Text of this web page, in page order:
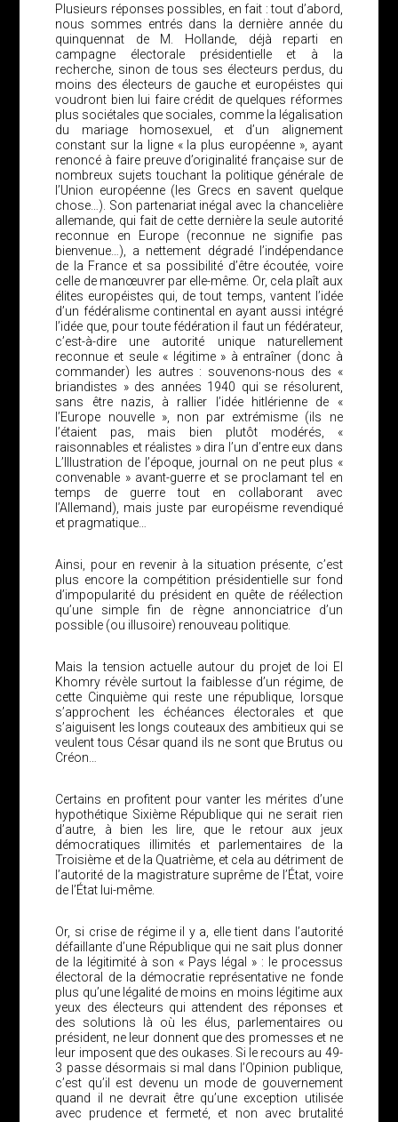
Plusieurs réponses possibles, en fait : tout d’abord,
nous sommes entrés dans la dernière année du
quinquennat de M. Hollande, déjà reparti en
campagne électorale présidentielle et à la
recherche, sinon de tous ses électeurs perdus, du
moins des électeurs de gauche et européistes qui
voudront bien lui faire crédit de quelques réformes
plus sociétales que sociales, comme la légalisation
du mariage homosexuel, et d’un alignement
constant sur la ligne « la plus européenne », ayant
renoncé à faire preuve d’originalité française sur de
nombreux sujets touchant la politique générale de
l’Union européenne (les Grecs en savent quelque
chose…). Son partenariat inégal avec la chancelière
allemande, qui fait de cette dernière la seule autorité
reconnue en Europe (reconnue ne signifie pas
bienvenue…), a nettement dégradé l’indépendance
de la France et sa possibilité d’être écoutée, voire
celle de manœuvrer par elle-même. Or, cela plaît aux
élites européistes qui, de tout temps, vantent l’idée
d’un fédéralisme continental en ayant aussi intégré
l’idée que, pour toute fédération il faut un fédérateur,
c’est-à-dire une autorité unique naturellement
reconnue et seule « légitime » à entraîner (donc à
commander) les autres : souvenons-nous des «
briandistes » des années 1940 qui se résolurent,
sans être nazis, à rallier l’idée hitlérienne de «
l’Europe nouvelle », non par extrémisme (ils ne
l’étaient pas, mais bien plutôt modérés, «
raisonnables et réalistes » dira l’un d’entre eux dans
L’Illustration de l’époque, journal on ne peut plus «
convenable » avant-guerre et se proclamant tel en
temps de guerre tout en collaborant avec
l’Allemand), mais juste par européisme revendiqué
et pragmatique…
Ainsi, pour en revenir à la situation présente, c’est
plus encore la compétition présidentielle sur fond
d’impopularité du président en quête de réélection
qu’une simple fin de règne annonciatrice d’un
possible (ou illusoire) renouveau politique.
Mais la tension actuelle autour du projet de loi El
Khomry révèle surtout la faiblesse d’un régime, de
cette Cinquième qui reste une république, lorsque
s’approchent les échéances électorales et que
s’aiguisent les longs couteaux des ambitieux qui se
veulent tous César quand ils ne sont que Brutus ou
Créon…
Certains en profitent pour vanter les mérites d’une
hypothétique Sixième République qui ne serait rien
d’autre, à bien les lire, que le retour aux jeux
démocratiques illimités et parlementaires de la
Troisième et de la Quatrième, et cela au détriment de
l’autorité de la magistrature suprême de l’État, voire
de l’État lui-même.
Or, si crise de régime il y a, elle tient dans l’autorité
défaillante d’une République qui ne sait plus donner
de la légitimité à son « Pays légal » : le processus
électoral de la démocratie représentative ne fonde
plus qu’une légalité de moins en moins légitime aux
yeux des électeurs qui attendent des réponses et
des solutions là où les élus, parlementaires ou
président, ne leur donnent que des promesses et ne
leur imposent que des oukases. Si le recours au 49-
3 passe désormais si mal dans l’Opinion publique,
c’est qu’il est devenu un mode de gouvernement
quand il ne devrait être qu’une exception utilisée
avec prudence et fermeté, et non avec brutalité